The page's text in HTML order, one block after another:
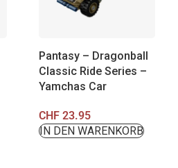
Pantasy – Dragonball
Classic Ride Series –
Yamchas Car
CHF23.95
IN DEN WARENKORB